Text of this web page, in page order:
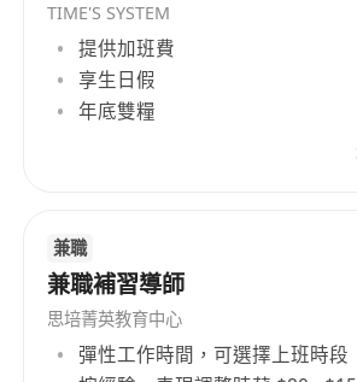
TIME'S SYSTEM
提供加班費
享生日假
年底雙糧
兼職
兼職補習導師
思培菁英教育中心
彈性工作時間，可選擇上班時段